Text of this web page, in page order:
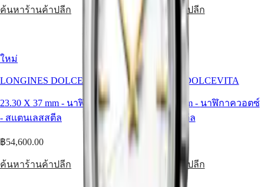
นาฬิกา
ทั้งหมด
นาฬิกา
สำหรับ
นาฬิกา
ผู้
ค้นหาร้านค้าปลีก ค้นหาร้านค้าปลีก
ใหม่
LONGINES DOLCEVITA
23.30 X 37 mm - นาฬิกาควอตซ์
- สแตนเลสสตีล
฿54,600.00
ค้นหาร้านค้าปลีก
LONGINES DOLCEVITA
23.30 X 37 mm- นาฬิกาควอตซ์
- สแตนเลสสตีล
฿54,600.00
ค้นหาร้านค้าปลีก